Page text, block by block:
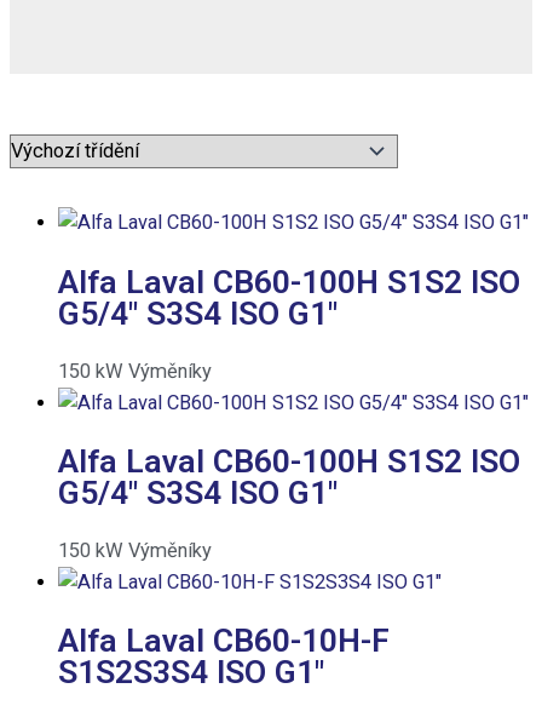
Alfa Laval CB60-100H S1S2 ISO
G5/4″ S3S4 ISO G1″
150 kW Výměníky
Alfa Laval CB60-100H S1S2 ISO
G5/4″ S3S4 ISO G1″
150 kW Výměníky
Alfa Laval CB60-10H-F
S1S2S3S4 ISO G1″